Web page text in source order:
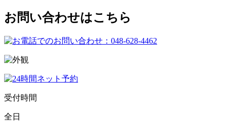
お問い合わせはこちら
受付時間
全日